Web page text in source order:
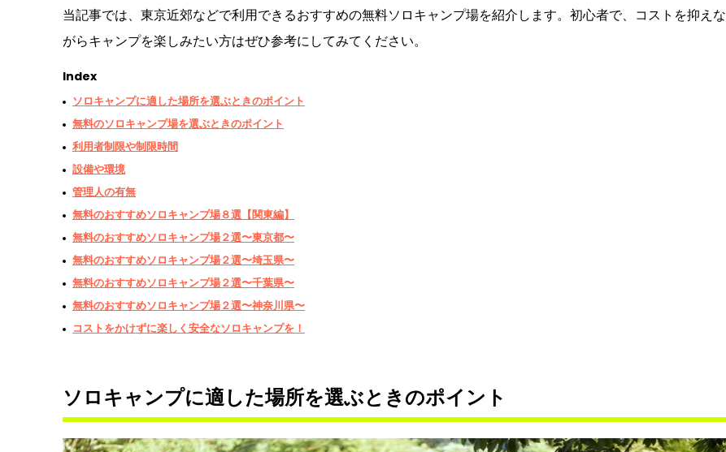
当記事では、東京近郊などで利用できるおすすめの無料ソロキャンプ場を紹介します。初心者で、コストを抑えな
がらキャンプを楽しみたい方はぜひ参考にしてみてください。
Index
ソロキャンプに適した場所を選ぶときのポイント
無料のソロキャンプ場を選ぶときのポイント
利用者制限や制限時間
設備や環境
管理人の有無
無料のおすすめソロキャンプ場８選【関東編】
無料のおすすめソロキャンプ場２選〜東京都〜
無料のおすすめソロキャンプ場２選〜埼玉県〜
無料のおすすめソロキャンプ場２選〜千葉県〜
無料のおすすめソロキャンプ場２選〜神奈川県〜
コストをかけずに楽しく安全なソロキャンプを！
ソロキャンプに適した場所を選ぶときのポイント